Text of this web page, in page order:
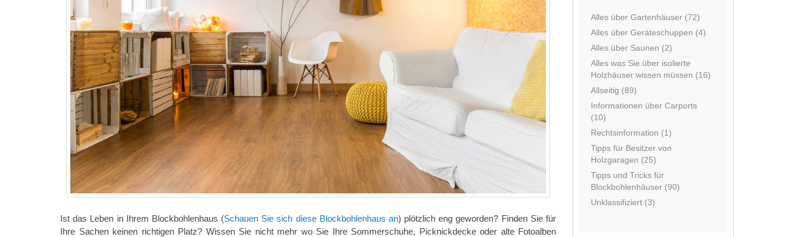
Ist das Leben in Ihrem Blockbohlenhaus (Schauen Sie sich diese Blockbohlenhaus an) plötzlich eng geworden? Finden Sie für
Ihre Sachen keinen richtigen Platz? Wissen Sie nicht mehr wo Sie Ihre Sommerschuhe, Picknickdecke oder alte Fotoalben
Alles über Gartenhäuser (72)
Alles über Geräteschuppen (4)
Alles über Saunen (2)
Alles was Sie über isolierte
Holzhäuser wissen müssen (16)
Allseitig (89)
Informationen über Carports
(10)
Rechtsinformation (1)
Tipps für Besitzer von
Holzgaragen (25)
Tipps und Tricks für
Blockbohlenhäuser (90)
Unklassifiziert (3)